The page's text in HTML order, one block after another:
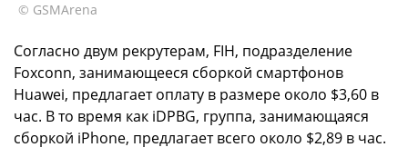
© GSMArena
Согласно двум рекрутерам, FIH, подразделение
Foxconn, занимающееся сборкой смартфонов
Huawei, предлагает оплату в размере около $3,60 в
час. В то время как iDPBG, группа, занимающаяся
сборкой iPhone, предлагает всего около $2,89 в час.